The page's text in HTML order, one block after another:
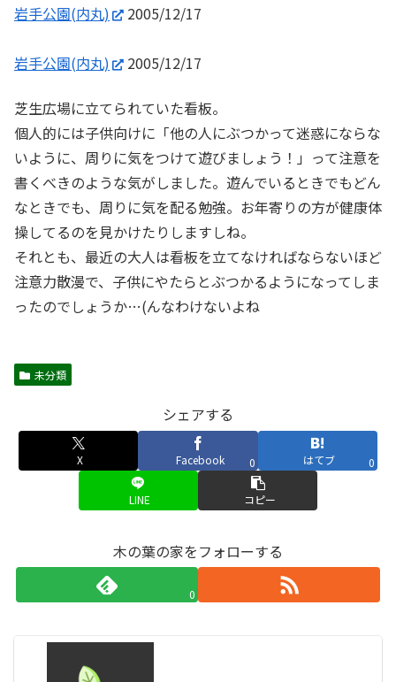
岩手公園(内丸) 2005/12/17
岩手公園(内丸) 2005/12/17
芝生広場に立てられていた看板。
個人的には子供向けに「他の人にぶつかって迷惑にならな
いように、周りに気をつけて遊びましょう！」って注意を
書くべきのような気がしました。遊んでいるときでもどん
なときでも、周りに気を配る勉強。お年寄りの方が健康体
操してるのを見かけたりしますしね。
それとも、最近の大人は看板を立てなければならないほど
注意力散漫で、子供にやたらとぶつかるようになってしま
ったのでしょうか…(んなわけないよね
未分類
シェアする
X Facebook 0 はてブ 0
LINE コピー
木の葉の家をフォローする
0